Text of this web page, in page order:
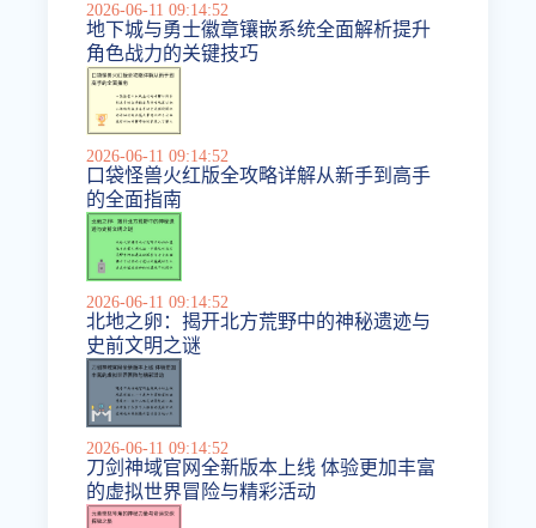
2026-06-11 09:14:52
地下城与勇士徽章镶嵌系统全面解析提升
角色战力的关键技巧
2026-06-11 09:14:52
口袋怪兽火红版全攻略详解从新手到高手
的全面指南
2026-06-11 09:14:52
北地之卵：揭开北方荒野中的神秘遗迹与
史前文明之谜
2026-06-11 09:14:52
刀剑神域官网全新版本上线 体验更加丰富
的虚拟世界冒险与精彩活动